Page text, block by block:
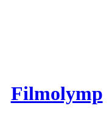
Filmolymp